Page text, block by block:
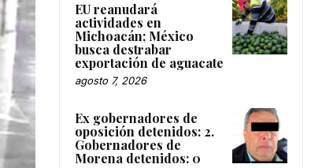
EU reanudará
actividades en
Michoacán; México
busca destrabar
exportación de aguacate
agosto 7, 2026
Ex gobernadores de
oposición detenidos: 2.
Gobernadores de
Morena detenidos: 0